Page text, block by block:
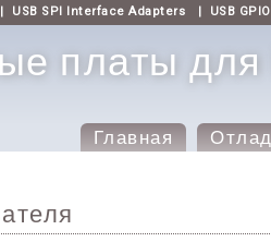
| USB SPI Interface Adapters | USB
платы для
Главная